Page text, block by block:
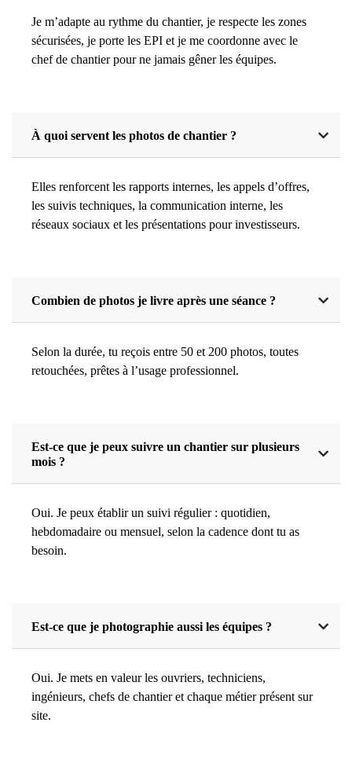
Je m’adapte au rythme du chantier, je respecte les zones
sécurisées, je porte les EPI et je me coordonne avec le
chef de chantier pour ne jamais gêner les équipes.
À quoi servent les photos de chantier ?
Elles renforcent les rapports internes, les appels d’offres,
les suivis techniques, la communication interne, les
réseaux sociaux et les présentations pour investisseurs.
Combien de photos je livre après une séance ?
Selon la durée, tu reçois entre 50 et 200 photos, toutes
retouchées, prêtes à l’usage professionnel.
Est-ce que je peux suivre un chantier sur plusieurs
mois ?
Oui. Je peux établir un suivi régulier : quotidien,
hebdomadaire ou mensuel, selon la cadence dont tu as
besoin.
Est-ce que je photographie aussi les équipes ?
Oui. Je mets en valeur les ouvriers, techniciens,
ingénieurs, chefs de chantier et chaque métier présent sur
site.